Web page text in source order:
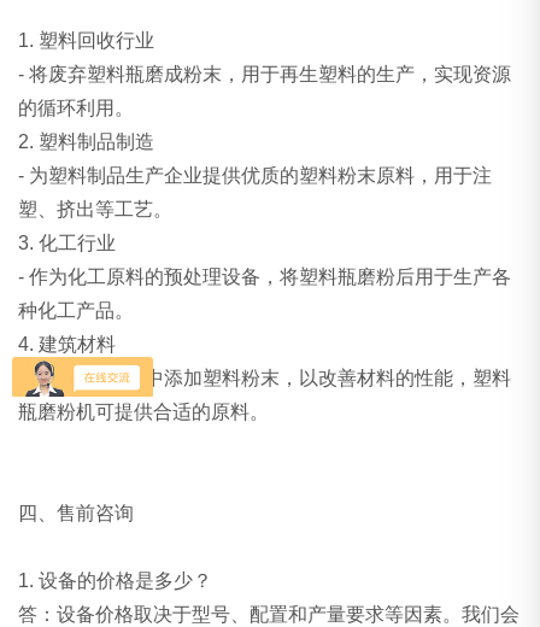
1. 塑料回收行业
- 将废弃塑料瓶磨成粉末，用于再生塑料的生产，实现资源
的循环利用。
2. 塑料制品制造
- 为塑料制品生产企业提供优质的塑料粉末原料，用于注
塑、挤出等工艺。
3. 化工行业
- 作为化工原料的预处理设备，将塑料瓶磨粉后用于生产各
种化工产品。
4. 建筑材料
- 部分建筑材料中添加塑料粉末，以改善材料的性能，塑料
瓶磨粉机可提供合适的原料。
四、售前咨询
1. 设备的价格是多少？
答：设备价格取决于型号、配置和产量要求等因素。我们会